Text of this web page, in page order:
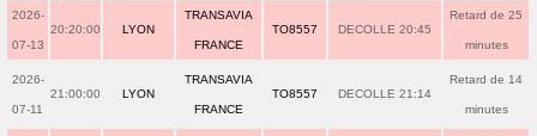
2026-
07-13
20:20:00 LYON
TRANSAVIA
FRANCE
TO8557 DECOLLE 20:45
Retard de 25
minutes
2026-
07-11
21:00:00 LYON
TRANSAVIA
FRANCE
TO8557 DECOLLE 21:14
Retard de 14
minutes